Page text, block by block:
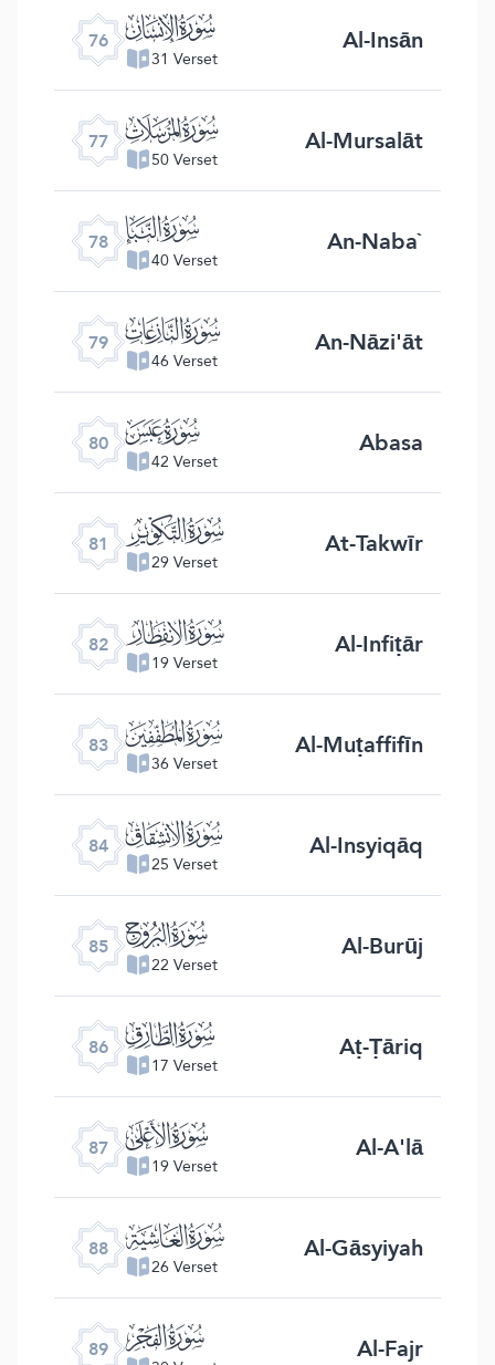
76 ﯹ
31 Verset Al-Insān
77 ﯺ
50 Verset Al-Mursalāt
78 ﯻ
40 Verset An-Naba`
79 ﯼ
46 Verset An-Nāzi'āt
80 ﯽ
42 Verset Abasa
81 ﯾ
29 Verset At-Takwīr
82 ﯿ
19 Verset Al-Infiṭār
83 ﰀ
36 Verset Al-Muṭaffifīn
84 ﰁ
25 Verset Al-Insyiqāq
85 ﰂ
22 Verset Al-Burūj
86 ﰃ
17 Verset Aṭ-Ṭāriq
87 ﰄ
19 Verset Al-A'lā
88 ﰅ
26 Verset Al-Gāsyiyah
89 ﰆ Al-Fajr